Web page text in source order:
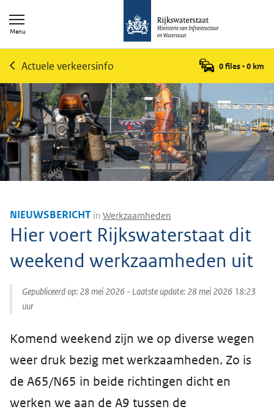
Menu
Actuele verkeersinfo 0 files•0 km
NIEUWSBERICHT in Werkzaamheden
Hier voert Rijkswaterstaat dit
weekend werkzaamheden uit
Gepubliceerd op: 28 mei 2026 - Laatste update: 28 mei 2026 18:23
uur
Komend weekend zijn we op diverse wegen
weer druk bezig met werkzaamheden. Zo is
de A65/N65 in beide richtingen dicht en
werken we aan de A9 tussen de